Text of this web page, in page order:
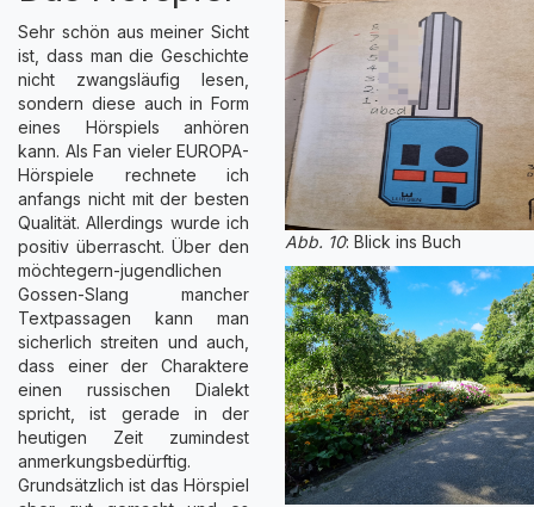
Sehr schön aus meiner Sicht
ist, dass man die Geschichte
nicht zwangsläufig lesen,
sondern diese auch in Form
eines Hörspiels anhören
kann. Als Fan vieler EUROPA-
Hörspiele rechnete ich
anfangs nicht mit der besten
Qualität. Allerdings wurde ich
positiv überrascht. Über den
möchtegern-jugendlichen
Gossen-Slang mancher
Textpassagen kann man
sicherlich streiten und auch,
dass einer der Charaktere
einen russischen Dialekt
spricht, ist gerade in der
heutigen Zeit zumindest
anmerkungsbedürftig.
Grundsätzlich ist das Hörspiel
Abb. 10: Blick ins Buch